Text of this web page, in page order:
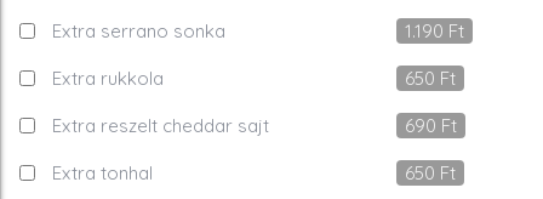
Extra serrano sonka 1.190 Ft
Extra rukkola 650 Ft
Extra reszelt cheddar sajt 690 Ft
Extra tonhal 650 Ft